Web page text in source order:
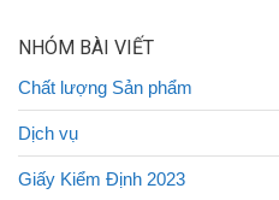
NHÓM BÀI VIẾT
Chất lượng Sản phẩm
Dịch vụ
Giấy Kiểm Định 2023